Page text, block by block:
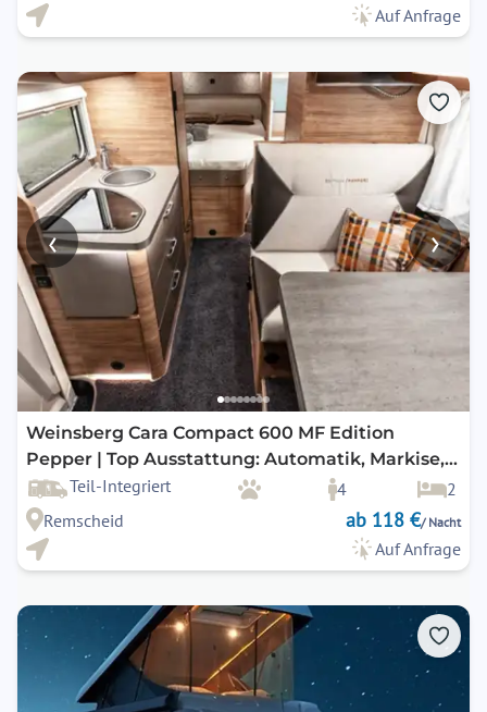
Auf Anfrage
‹ ›
Weinsberg Cara Compact 600 MF Edition
Pepper | Top Ausstattung: Automatik, Markise,
Navigation, Rückfahrkamera, SAT-TV uvm. 2
Teil-Integriert 4
2
Remscheid
ab 118 €/ Nacht
Auf Anfrage